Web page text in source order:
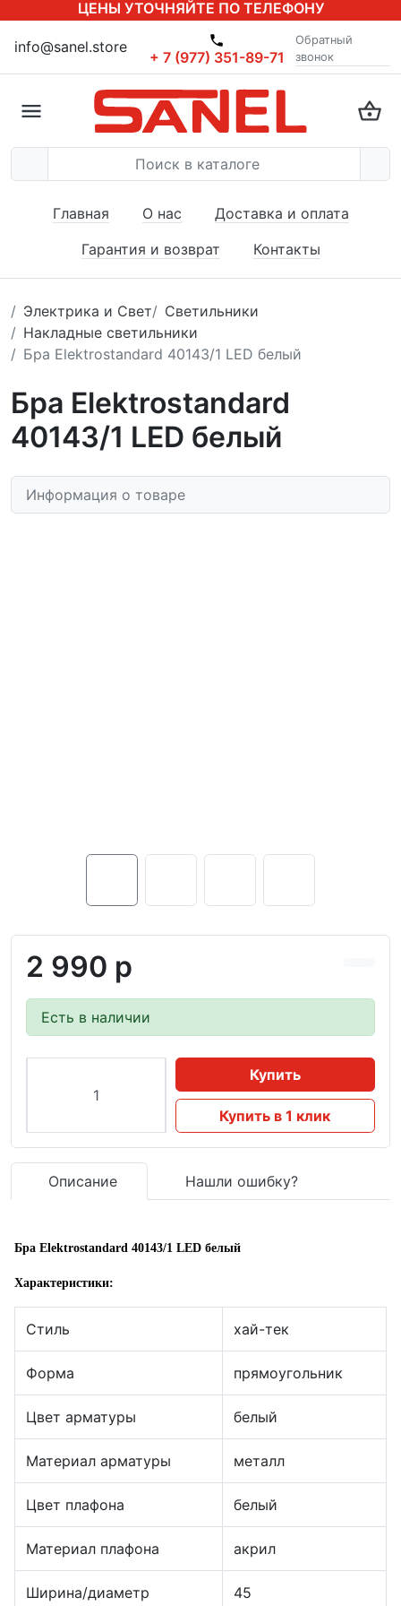
ЦЕНЫ УТОЧНЯЙТЕ ПО ТЕЛЕФОНУ
info@sanel.store
+ 7 (977) 351-89-71
Обратный
звонок
Главная О нас
Доставка и оплата
Гарантия и возврат
Контакты
Электрика и Свет
Светильники
Накладные светильники
Бра Elektrostandard 40143/1 LED белый
Бра Elektrostandard
40143/1 LED белый
Информация о товаре
2 990 р
Есть в наличии
Купить
Купить в 1 клик
Описание Нашли ошибку?
Бра Elektrostandard 40143/1 LED белый
Характеристики:
Стиль хай-тек
Форма прямоугольник
Цвет арматуры белый
Материал арматуры металл
Цвет плафона белый
Материал плафона акрил
Ширина/диаметр 45